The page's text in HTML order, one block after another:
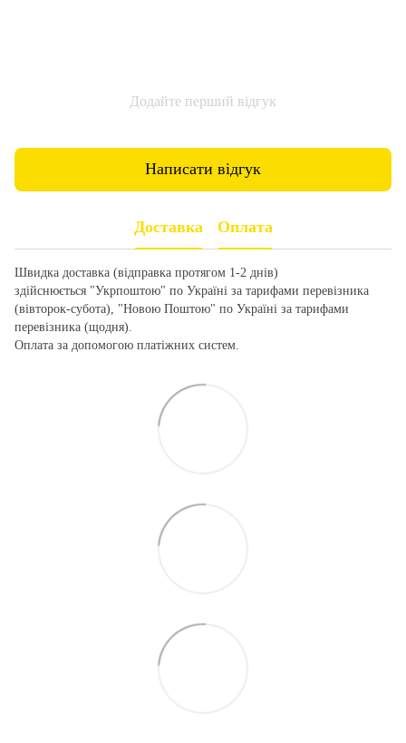
Додайте перший відгук
Написати відгук
Доставка Оплата
Швидка доставка (відправка протягом 1-2 днів)
здійснюється "Укрпоштою" по Україні за тарифами перевізника
(вівторок-субота), "Новою Поштою" по Україні за тарифами
перевізника (щодня).
Оплата за допомогою платіжних систем.